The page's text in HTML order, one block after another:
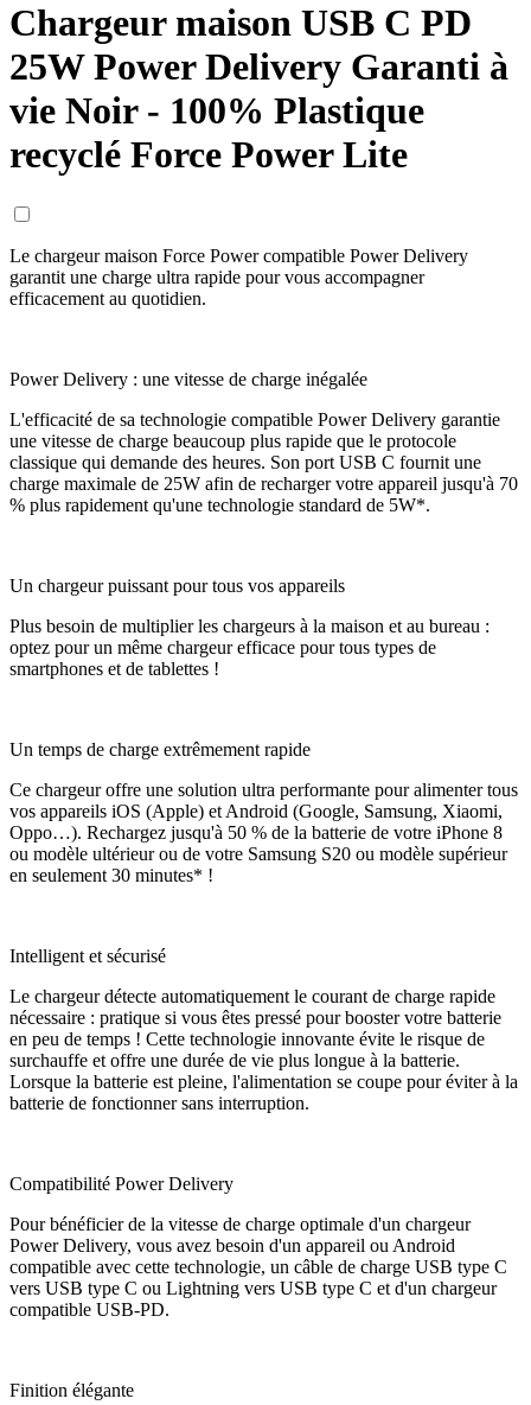
Chargeur maison USB C PD
25W Power Delivery Garanti à
vie Noir - 100% Plastique
recyclé Force Power Lite
Le chargeur maison Force Power compatible Power Delivery
garantit une charge ultra rapide pour vous accompagner
efficacement au quotidien.
Power Delivery : une vitesse de charge inégalée
L'efficacité de sa technologie compatible Power Delivery garantie
une vitesse de charge beaucoup plus rapide que le protocole
classique qui demande des heures. Son port USB C fournit une
charge maximale de 25W afin de recharger votre appareil jusqu'à 70
% plus rapidement qu'une technologie standard de 5W*.
Un chargeur puissant pour tous vos appareils
Plus besoin de multiplier les chargeurs à la maison et au bureau :
optez pour un même chargeur efficace pour tous types de
smartphones et de tablettes !
Un temps de charge extrêmement rapide
Ce chargeur offre une solution ultra performante pour alimenter tous
vos appareils iOS (Apple) et Android (Google, Samsung, Xiaomi,
Oppo…). Rechargez jusqu'à 50 % de la batterie de votre iPhone 8
ou modèle ultérieur ou de votre Samsung S20 ou modèle supérieur
en seulement 30 minutes* !
Intelligent et sécurisé
Le chargeur détecte automatiquement le courant de charge rapide
nécessaire : pratique si vous êtes pressé pour booster votre batterie
en peu de temps ! Cette technologie innovante évite le risque de
surchauffe et offre une durée de vie plus longue à la batterie.
Lorsque la batterie est pleine, l'alimentation se coupe pour éviter à la
batterie de fonctionner sans interruption.
Compatibilité Power Delivery
Pour bénéficier de la vitesse de charge optimale d'un chargeur
Power Delivery, vous avez besoin d'un appareil ou Android
compatible avec cette technologie, un câble de charge USB type C
vers USB type C ou Lightning vers USB type C et d'un chargeur
compatible USB-PD.
Finition élégante